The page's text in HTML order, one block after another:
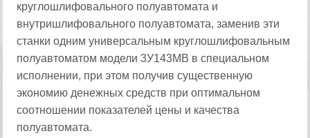
круглошлифовального полуавтомата и
внутришлифовального полуавтомата, заменив эти
станки одним универсальным круглошлифовальным
полуавтоматом модели 3У143МВ в специальном
исполнении, при этом получив существенную
экономию денежных средств при оптимальном
соотношении показателей цены и качества
полуавтомата.